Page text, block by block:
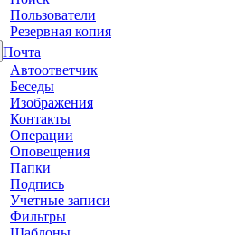
Пользователи
Резервная копия
Почта
Автоответчик
Беседы
Изображения
Контакты
Операции
Оповещения
Папки
Подпись
Учетные записи
Фильтры